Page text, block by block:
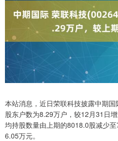
本站消息，近日荣联科技披露中期
股东户数为8.29万户，较12月31日
均持股数量由上期的8018.0股减少
6.05万元。